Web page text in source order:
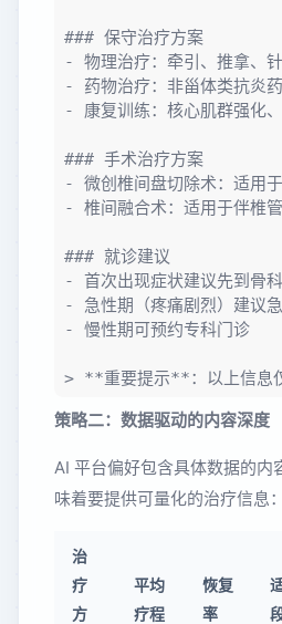
### 保守治疗方案
- 物理治疗：牵引、推拿、针
- 药物治疗：非甾体类抗炎
- 康复训练：核心肌群强化
### 手术治疗方案
- 微创椎间盘切除术：适用
- 椎间融合术：适用于伴椎
### 就诊建议
- 首次出现症状建议先到骨
- 急性期（疼痛剧烈）建议
- 慢性期可预约专科门诊
策略二：数据驱动的内容深度
AI 平台偏好包含具体数据的内
味着要提供可量化的治疗信息：
治
疗
方
平均
疗程
恢复
率